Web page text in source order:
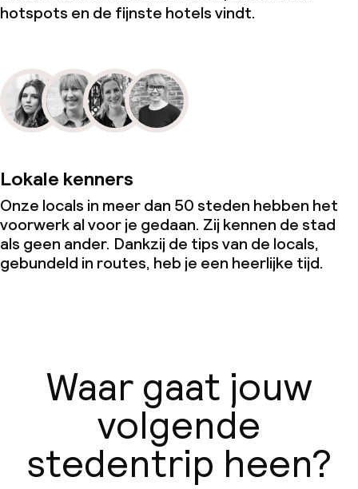
hotspots en de fijnste hotels vindt.
Lokale kenners
Onze locals in meer dan 50 steden hebben het
voorwerk al voor je gedaan. Zij kennen de stad
als geen ander. Dankzij de tips van de locals,
gebundeld in routes, heb je een heerlijke tijd.
Waar gaat jouw
volgende
stedentrip heen?